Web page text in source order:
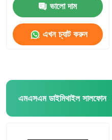
ভালো দাম
এখন চ্যাট করুন
এমএসএম ডাইমিথাইল সালফোন